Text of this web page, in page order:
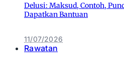
Delusi: Maksud, Contoh,
Dapatkan Bantuan
11/07/2026
Rawatan